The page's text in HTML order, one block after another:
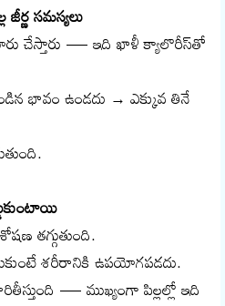
సమస్యలు
చేస్తారు — ఇది ఖాళీ క్యాలొరీస్‌తో
భావం ఉండదు → ఎక్కువ తినే
తగ్గుతుంది.
శరీరానికి ఉపయోగపడదు.
— ముఖ్యంగా పిల్లల్లో ఇది